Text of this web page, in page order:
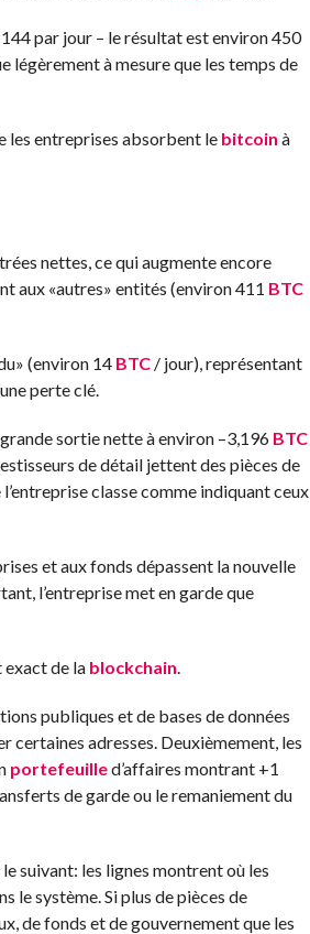
par jour – le résultat est environ 450
légèrement à mesure que les temps de
les entreprises absorbent le bitcoin à
nettes, ce qui augmente encore
aux «autres» entités (environ 411 BTC
(environ 14 BTC/ jour), représentant
perte clé.
sortie nette à environ –3,196 BTC
de détail jettent des pièces de
l’entreprise classe comme indiquant ceux
et aux fonds dépassent la nouvelle
l’entreprise met en garde que
exact de la blockchain.
publiques et de bases de données
certaines adresses. Deuxièmement, les
portefeuilled’affaires montrant +1
de garde ou le remaniement du
suivant: les lignes montrent où les
le système. Si plus de pièces de
de fonds et de gouvernement que les